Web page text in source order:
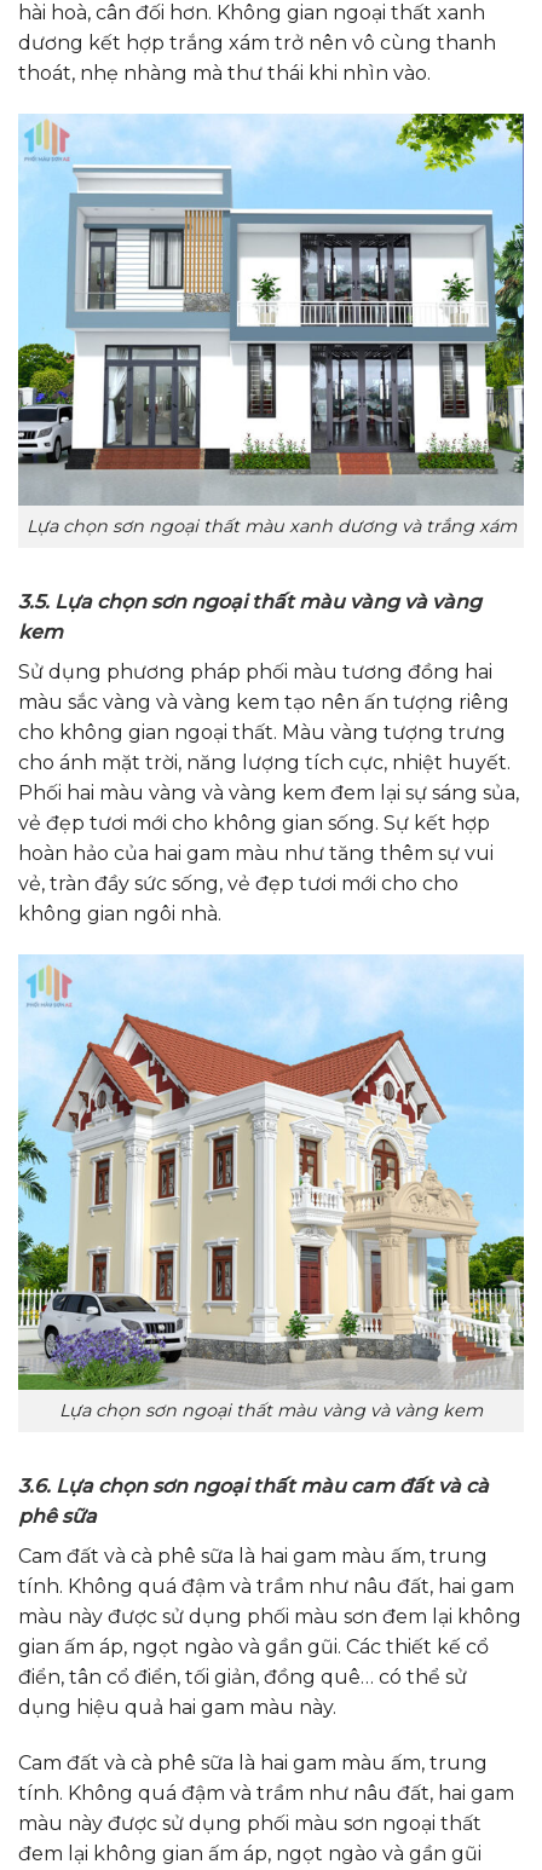
hài hoà, cân đối hơn. Không gian ngoại thất xanh
dương kết hợp trắng xám trở nên vô cùng thanh
thoát, nhẹ nhàng mà thư thái khi nhìn vào.
Lựa chọn sơn ngoại thất màu xanh dương và trắng xám
3.5. Lựa chọn sơn ngoại thất màu vàng và vàng
kem
Sử dụng phương pháp phối màu tương đồng hai
màu sắc vàng và vàng kem tạo nên ấn tượng riêng
cho không gian ngoại thất. Màu vàng tượng trưng
cho ánh mặt trời, năng lượng tích cực, nhiệt huyết.
Phối hai màu vàng và vàng kem đem lại sự sáng sủa,
vẻ đẹp tươi mới cho không gian sống. Sự kết hợp
hoàn hảo của hai gam màu như tăng thêm sự vui
vẻ, tràn đầy sức sống, vẻ đẹp tươi mới cho cho
không gian ngôi nhà.
Lựa chọn sơn ngoại thất màu vàng và vàng kem
3.6. Lựa chọn sơn ngoại thất màu cam đất và cà
phê sữa
Cam đất và cà phê sữa là hai gam màu ấm, trung
tính. Không quá đậm và trầm như nâu đất, hai gam
màu này được sử dụng phối màu sơn đem lại không
gian ấm áp, ngọt ngào và gần gũi. Các thiết kế cổ
điển, tân cổ điển, tối giản, đồng quê… có thể sử
dụng hiệu quả hai gam màu này.
Cam đất và cà phê sữa là hai gam màu ấm, trung
tính. Không quá đậm và trầm như nâu đất, hai gam
màu này được sử dụng phối màu sơn ngoại thất
đem lại không gian ấm áp, ngọt ngào và gần gũi